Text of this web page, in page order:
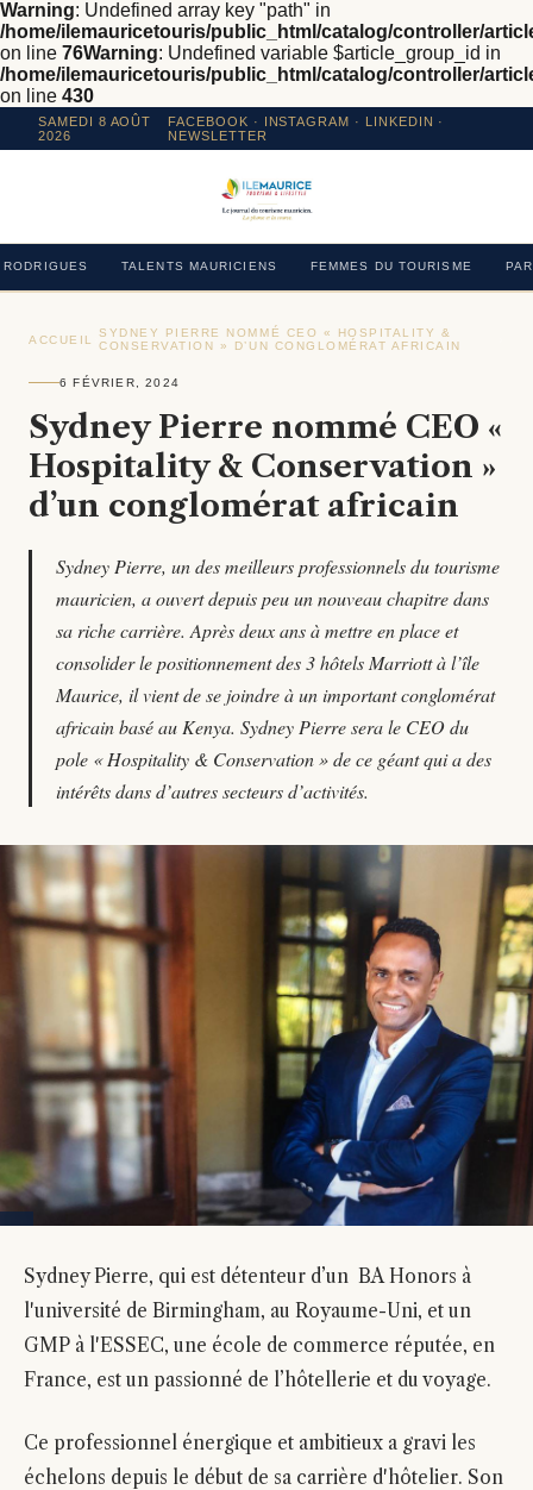
Warning: Undefined array key "path" in
/home/ilemauricetouris/public_html/catalog/controller/
on line 76Warning: Undefined variable $article_group_id in
/home/ilemauricetouris/public_html/catalog/controller/
on line 430
SAMEDI 8 AOÛT
2026
FACEBOOK · INSTAGRAM · LINKEDIN ·
NEWSLETTER
RODRIGUES TALENTS MAURICIENS FEMMES DU TOURISME
ACCUEIL ›SYDNEY PIERRE NOMMÉ CEO « HOSPITALITY &
CONSERVATION » D’UN CONGLOMÉRAT AFRICAIN
6 FÉVRIER, 2024
Sydney Pierre nommé CEO «
Hospitality & Conservation »
d’un conglomérat africain
Sydney Pierre, un des meilleurs professionnels du tourisme
mauricien, a ouvert depuis peu un nouveau chapitre dans
sa riche carrière. Après deux ans à mettre en place et
consolider le positionnement des 3 hôtels Marriott à l’île
Maurice, il vient de se joindre à un important conglomérat
africain basé au Kenya. Sydney Pierre sera le CEO du
pole « Hospitality & Conservation » de ce géant qui a des
intérêts dans d’autres secteurs d’activités.
Sydney Pierre, qui est détenteur d’un BA Honors à
l'université de Birmingham, au Royaume-Uni, et un
GMP à l'ESSEC, une école de commerce réputée, en
France, est un passionné de l’hôtellerie et du voyage.
Ce professionnel énergique et ambitieux a gravi les
échelons depuis le début de sa carrière d'hôtelier. Son